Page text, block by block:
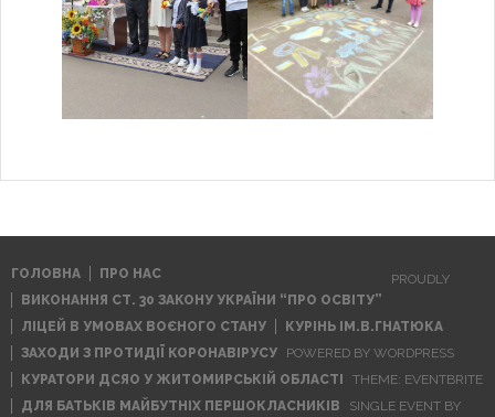
ГОЛОВНА
ПРО НАС
ВИКОНАННЯ СТ. 30 ЗАКОНУ УКРАЇНИ “ПРО ОСВІТУ”
ЛІЦЕЙ В УМОВАХ ВОЄНОГО СТАНУ
КУРІНЬ ІМ.В.ГНАТЮКА
ЗАХОДИ З ПРОТИДІЇ КОРОНАВІРУСУ
КУРАТОРИ ДСЯО У ЖИТОМИРСЬКІЙ ОБЛАСТІ
ДЛЯ БАТЬКІВ МАЙБУТНІХ ПЕРШОКЛАСНИКІВ
PROUDLY
POWERED BY WORDPRESS
THEME: EVENTBRITE
SINGLE EVENT BY